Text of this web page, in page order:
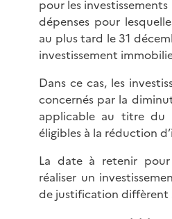
pour les investissements
dépenses pour
au plus tard le 31
investissement
Dans ce cas, les
concernés par la
applicable au titre du
éligibles à la réduction
La date à retenir pour
réaliser un
de justification diffèrent